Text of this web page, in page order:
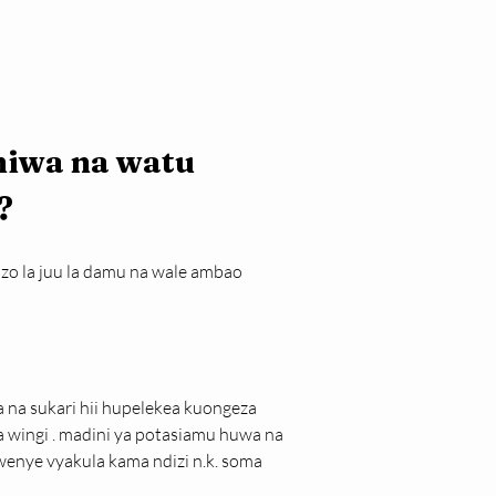
na watu
la juu la damu na wale ambao
sukari hii hupelekea kuongeza
. madini ya potasiamu huwa na
vyakula kama ndizi n.k. soma